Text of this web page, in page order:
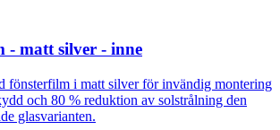
- matt silver - inne
fönsterfilm i matt silver för invändig montering
och 80 % reduktion av solstrålning den
glasvarianten.